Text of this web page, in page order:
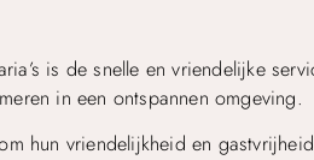
is de snelle en vriendelijke
in een ontspannen omgeving.
hun vriendelijkheid en